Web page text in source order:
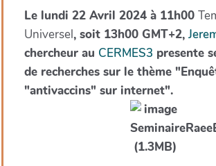
Le lundi 22 Avril 2024 à 11h00
Universel, soit 13h00 GMT+2,
chercheur au CERMES3 presente
de recherches sur le thème
"antivaccins" sur internet".